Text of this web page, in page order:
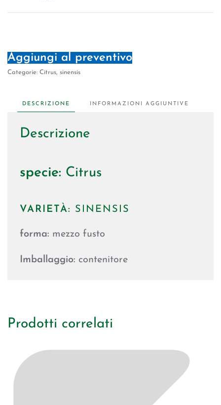
Aggiungi al preventivo
Categorie: Citrus, sinensis
DESCRIZIONE INFORMAZIONI AGGIUNTIVE
Descrizione
specie: Citrus
VARIETÀ: SINENSIS
forma: mezzo fusto
Imballaggio: contenitore
Prodotti correlati